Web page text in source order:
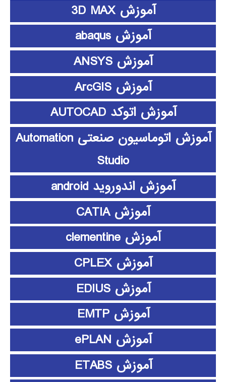
آموزش 3D MAX
آموزش abaqus
آموزش ANSYS
آموزش ArcGIS
آموزش اتوکد AUTOCAD
آموزش اتوماسیون صنعتی Automation
Studio
آموزش اندوروید android
آموزش CATIA
آموزش clementine
آموزش CPLEX
آموزش EDIUS
آموزش EMTP
آموزش ePLAN
آموزش ETABS